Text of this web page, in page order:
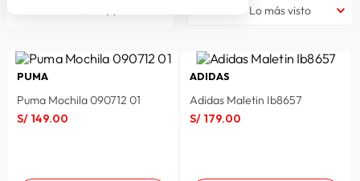
zapatillas
7. terrex
8. laptop
9 spiderman
Lo más visto
PUMA
Puma Mochila 090712 01
S/ 149.00
ADIDAS
Adidas Maletin Ib8657
S/ 179.00